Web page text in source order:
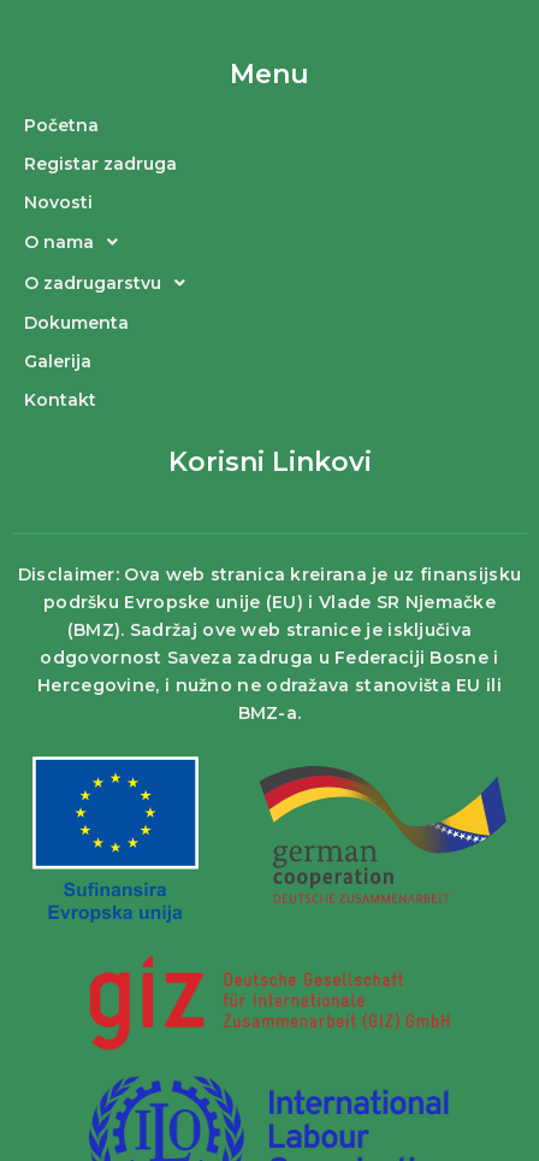
Menu
Početna
Registar zadruga
Novosti
O nama
O zadrugarstvu
Dokumenta
Galerija
Kontakt
Korisni Linkovi
Disclaimer: Ova web stranica kreirana je uz finansijsku
podršku Evropske unije (EU) i Vlade SR Njemačke
(BMZ). Sadržaj ove web stranice je isključiva
odgovornost Saveza zadruga u Federaciji Bosne i
Hercegovine, i nužno ne odražava stanovišta EU ili
BMZ-a.